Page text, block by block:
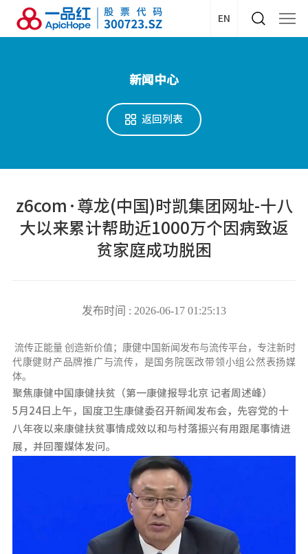
EN
新闻中心
返回列表
z6com·尊龙(中国)时凯集团网址-十八
大以来累计帮助近1000万个因病致返
贫家庭成功脱困
发布时间 : 2026-06-17 01:25:13
流传正能量 创造新价值；康健中国新闻发布与流传平台，专注新时
代康健财产品牌推广与流传，是国务院医改带领小组公然表扬媒
体。
聚焦康健中国康健扶贫（第一康健报导北京 记者周述峰）
5月24日上午，国度卫生康健委召开新闻发布会，先容党的十
八年夜以来康健扶贫事情成效以和与村落振兴有用跟尾事情进
展，并回覆媒体发问。